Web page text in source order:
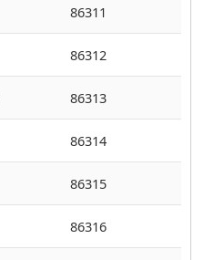
86311
86312
86313
86314
86315
86316